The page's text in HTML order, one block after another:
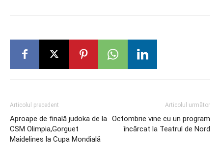
Articolul precedent
Aproape de finală judoka de la
CSM Olimpia,Gorguet
Maidelines la Cupa Mondială
Articolul următor
Octombrie vine cu un program
încărcat la Teatrul de Nord